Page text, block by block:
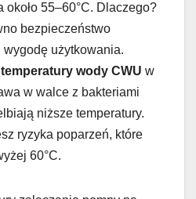
55–60°C. Dlaczego?
bezpieczeństwo
użytkowania.
temperatury wody CWU w
w walce z bakteriami
niższe temperatury.
ryzyka poparzeń, które
60°C.